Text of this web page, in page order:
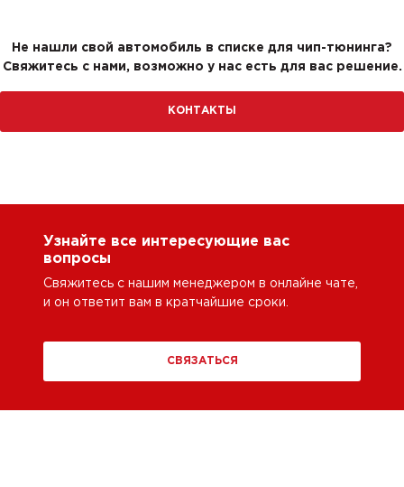
Не нашли свой автомобиль в списке для чип-тюнинга?
Свяжитесь с нами, возможно у нас есть для вас решение.
КОНТАКТЫ
Узнайте все интересующие вас
вопросы
Свяжитесь с нашим менеджером в онлайне чате,
и он ответит вам в кратчайшие сроки.
СВЯЗАТЬСЯ